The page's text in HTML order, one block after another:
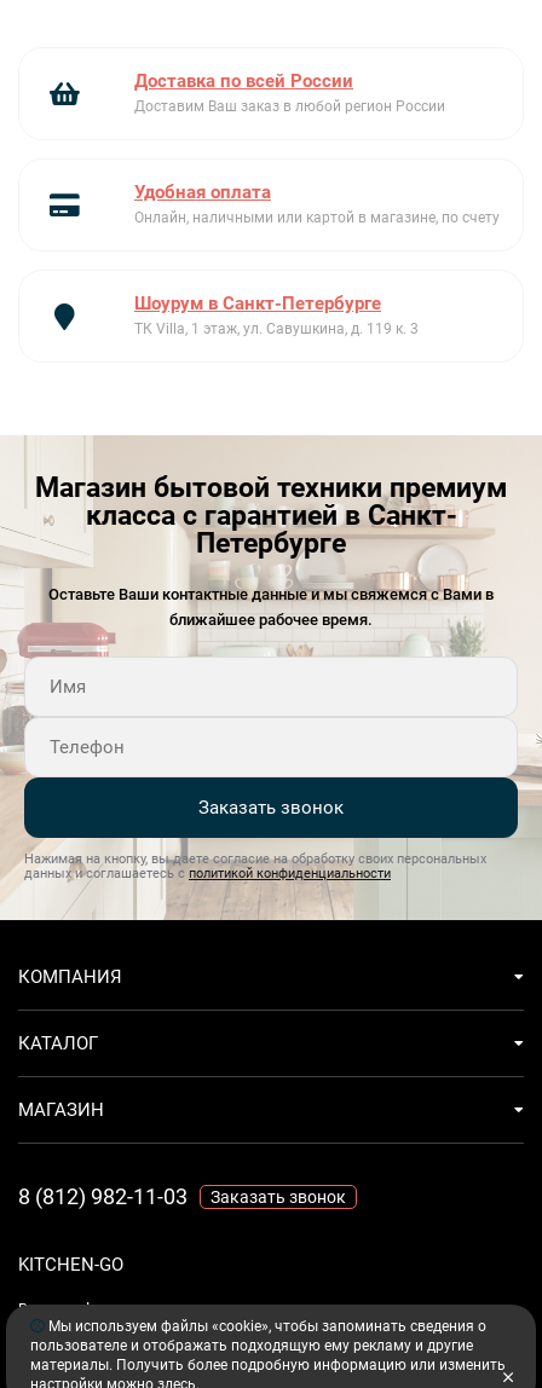
Нержавеющая сталь гарантирует долгую и комфортную
эксплуатацию благодаря устойчивости к разного рода
простоты в очищении (за гладкой и ровной
поверхностью довольно легко ухаживать).
которая идет в комплекте с изделием, обеспечит
шумоизоляцию. В комплектации также предоставляются
Нержавеющая сталь
Уплотнительная лента в комплекте
Доставка по всей России
Доставим Ваш заказ в любой регион России
Удобная оплата
Онлайн, наличными или картой в магазине, по счету
Шоурум в Санкт-Петербурге
ТК Villa, 1 этаж, ул. Савушкина, д. 119 к. 3
Магазин бытовой техники премиум
класса с гарантией в Санкт-
Петербурге
Оставьте Ваши контактные данные и мы свяжемся с Вами в
ближайшее рабочее время.
Заказать звонок
Нажимая на кнопку, вы даете согласие на обработку своих персональных
данных и соглашаетесь с политикой конфиденциальности
KITCHEN-GO
Ваш комфорт - дело техники.
КОМПАНИЯ
КАТАЛОГ
МАГАЗИН
8 (812) 982-11-03 Заказать звонок
Мы используем файлы «cookie», чтобы запоминать сведения о
пользователе и отображать подходящую ему рекламу и другие
материалы. Получить более подробную информацию или изменить
настройки можно здесь.